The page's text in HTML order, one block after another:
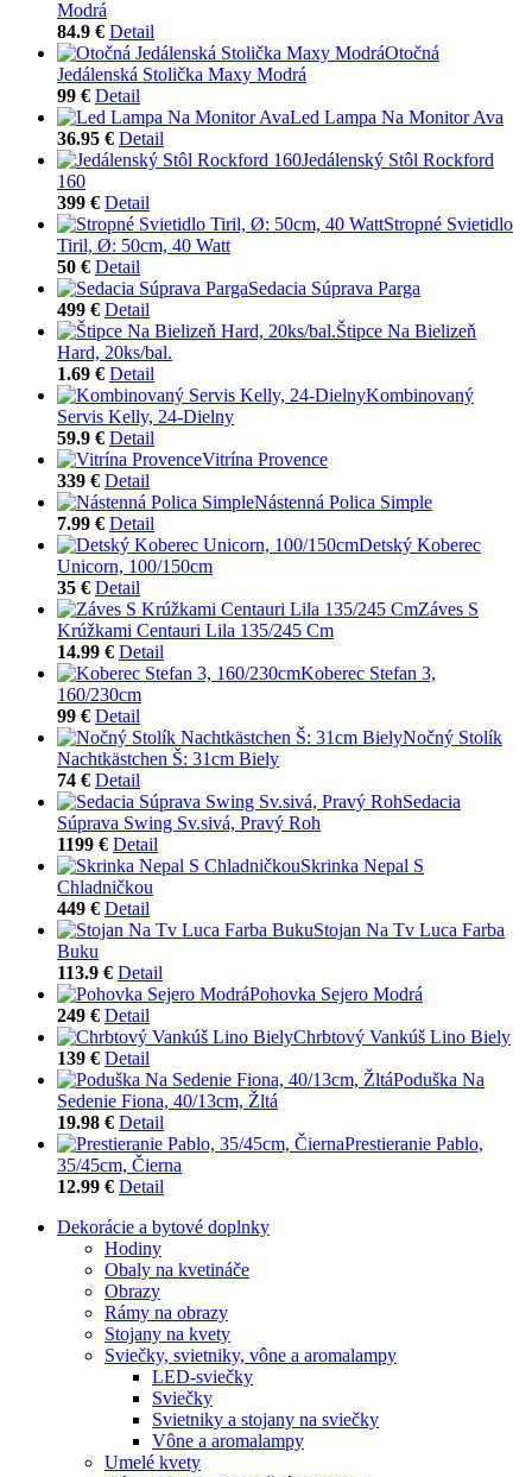
Modrá
84.9 € Detail
Otočná
Jedálenská Stolička Maxy Modrá
99 € Detail
Led Lampa Na Monitor Ava
36.95 € Detail
Jedálenský Stôl Rockford
160
399 € Detail
Stropné Svietidlo
Tiril, Ø: 50cm, 40 Watt
50 € Detail
Sedacia Súprava Parga
499 € Detail
Štipce Na Bielizeň
Hard, 20ks/bal.
1.69 € Detail
Kombinovaný
Servis Kelly, 24-Dielny
59.9 € Detail
Vitrína Provence
339 € Detail
Nástenná Polica Simple
7.99 € Detail
Detský Koberec
Unicorn, 100/150cm
35 € Detail
Záves S
Krúžkami Centauri Lila 135/245 Cm
14.99 € Detail
Koberec Stefan 3,
160/230cm
99 € Detail
Nočný Stolík
Nachtkästchen Š: 31cm Biely
74 € Detail
Sedacia
Súprava Swing Sv.sivá, Pravý Roh
1199 € Detail
Skrinka Nepal S
Chladničkou
449 € Detail
Stojan Na Tv Luca Farba
Buku
113.9 € Detail
Pohovka Sejero Modrá
249 € Detail
Chrbtový Vankúš Lino Biely
139 € Detail
Poduška Na
Sedenie Fiona, 40/13cm, Žltá
19.98 € Detail
Prestieranie Pablo,
35/45cm, Čierna
12.99 € Detail
Dekorácie a bytové doplnky
Hodiny
Obaly na kvetináče
Obrazy
Rámy na obrazy
Stojany na kvety
Sviečky, svietniky, vône a aromalampy
LED-sviečky
Sviečky
Svietniky a stojany na sviečky
Vône a aromalampy
Umelé kvety